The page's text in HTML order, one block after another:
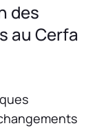
des
au Cerfa